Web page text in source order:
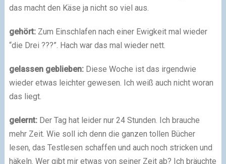
das macht den Käse ja nicht so viel aus.
gehört:Zum Einschlafen nach einer Ewigkeit mal wieder
“die Drei ???”. Hach war das mal wieder nett.
gelassen geblieben:Diese Woche ist das irgendwie
wieder etwas leichter gewesen. Ich weiß auch nicht woran
das liegt.
gelernt:Der Tag hat leider nur 24 Stunden. Ich brauche
mehr Zeit. Wie soll ich denn die ganzen tollen Bücher
lesen, das Testlesen schaffen und auch noch stricken und
häkeln. Wer gibt mir etwas von seiner Zeit ab? Ich bräuchte